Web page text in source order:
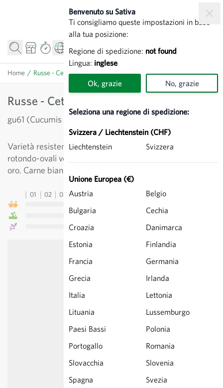
Benvenuto su Sativa
Ti consigliamo queste impostazioni in base
alla tua posizione:
Regione di spedizione: not found
Lingua: inglese
Ok, grazie No, grazie
Seleziona una regione di spedizione:
Svizzera / Liechtenstein (CHF)
Liechtenstein
Svizzera
Unione Europea (€)
Austria
Belgio
Bulgaria
Cechia
Croazia
Danimarca
Estonia
Finlandia
Francia
Germania
Grecia
Irlanda
Italia
Lettonia
Lituania
Lussemburgo
Paesi Bassi
Polonia
Portogallo
Romania
Slovacchia
Slovenia
Spagna
Svezia
Home / Russe - Cetriolo
Russe - Cetriolo
gu61 (Cucumis sativus)
Varietà resistente dalla buona conservabilità. I cetrioli
rotondo-ovali vengono raccolti da verde chiari a giallo
oro. Carne bianca, tenera ed eccellente.
01 02 03 04 05 09 10